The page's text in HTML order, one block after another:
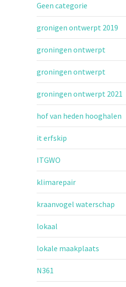
Geen categorie
gronigen ontwerpt 2019
groningen ontwerpt
groningen ontwerpt
groningen ontwerpt 2021
hof van heden hooghalen
it erfskip
ITGWO
klimarepair
kraanvogel waterschap
lokaal
lokale maakplaats
N361